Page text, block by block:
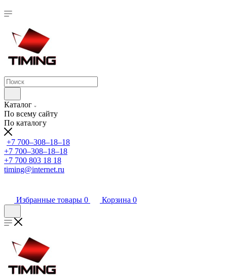
Каталог
По всему сайту
По каталогу
+7 700‒308‒18‒18
+7 700‒308‒18‒18
+7 700 803 18 18
timing@internet.ru
Избранные товары 0 Корзина 0